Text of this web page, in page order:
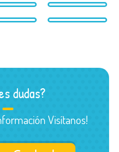
dudas?
Visítanos!